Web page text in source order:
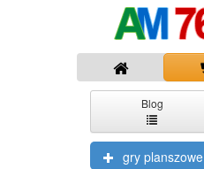
Blog
gry planszowe